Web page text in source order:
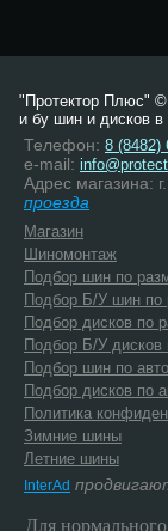
"Протектор Плюс" ©
и бу шин и дисков в
Телефон: 8 (8482)
e-mail:
Адрес магазина:
проезда
Магазин
Шиномонтаж
Подбор шин по
Подбор Б/У шин по
Подбор дисков по
Подбор Б/У дисков
Подбор шин по
Подбор дисков по
Политика
Зимние шины
Летние шины
InterAd
Для